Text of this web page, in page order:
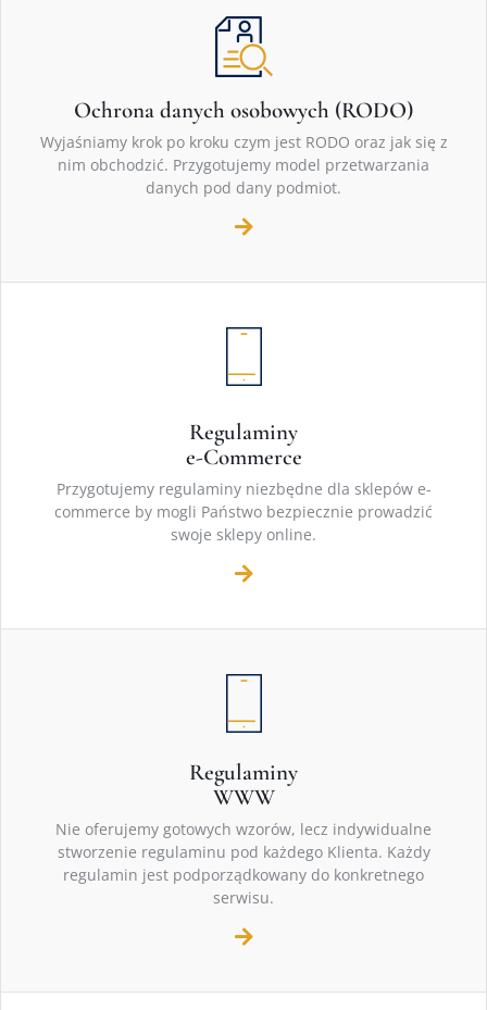
Ochrona danych osobowych (RODO)
Wyjaśniamy krok po kroku czym jest RODO oraz jak się z
nim obchodzić. Przygotujemy model przetwarzania
danych pod dany podmiot.
Regulaminy
e-Commerce
Przygotujemy regulaminy niezbędne dla sklepów e-
commerce by mogli Państwo bezpiecznie prowadzić
swoje sklepy online.
Regulaminy
WWW
Nie oferujemy gotowych wzorów, lecz indywidualne
stworzenie regulaminu pod każdego Klienta. Każdy
regulamin jest podporządkowany do konkretnego
serwisu.